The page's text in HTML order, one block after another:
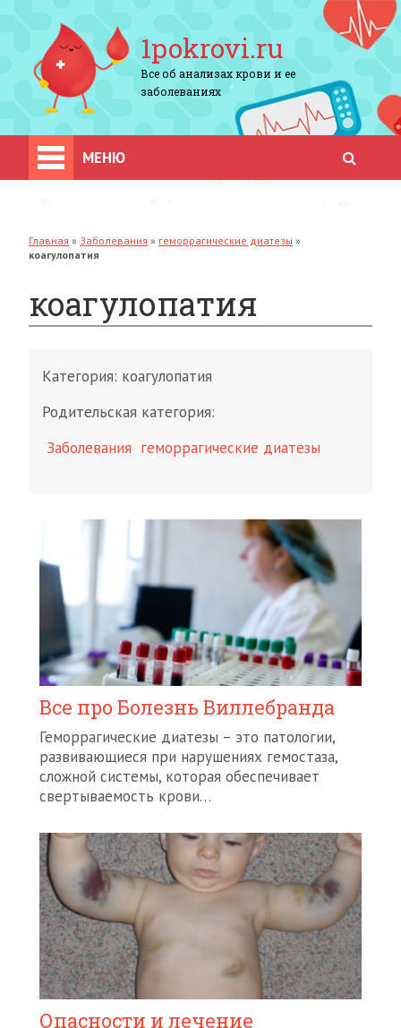
1pokrovi.ru
Все об анализах крови и ее
заболеваниях
МЕНЮ
Главная » Заболевания » геморрагические диатезы »
коагулопатия
коагулопатия
Категория: коагулопатия
Родительская категория:
Заболевания геморрагические диатезы
Все про Болезнь Виллебранда
Геморрагические диатезы – это патологии,
развивающиеся при нарушениях гемостаза,
сложной системы, которая обеспечивает
свертываемость крови…
Опасности и лечение